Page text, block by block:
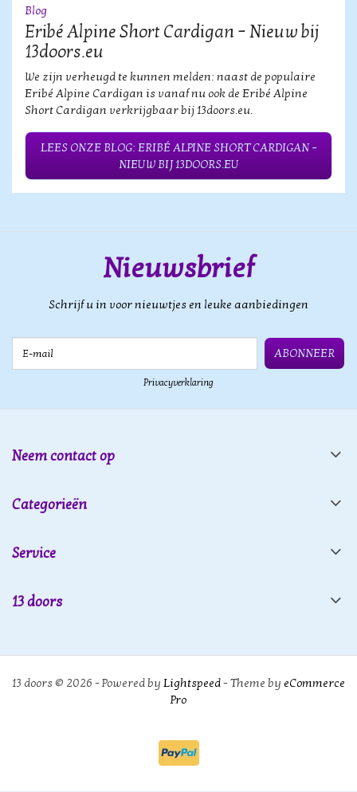
Blog
Eribé Alpine Short Cardigan – Nieuw bij
13doors.eu
We zijn verheugd te kunnen melden: naast de populaire
Eribé Alpine Cardigan is vanaf nu ook de Eribé Alpine
Short Cardigan verkrijgbaar bij 13doors.eu.
LEES ONZE BLOG: ERIBÉ ALPINE SHORT CARDIGAN –
NIEUW BIJ 13DOORS.EU
Nieuwsbrief
Schrijf u in voor nieuwtjes en leuke aanbiedingen
ABONNEER
Privacyverklaring
Neem contact op
Categorieën
Service
13 doors
13 doors © 2026 - Powered by Lightspeed- Theme by eCommerce
Pro